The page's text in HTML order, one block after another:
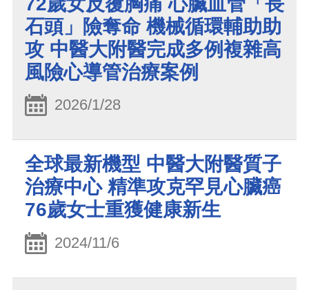
石頭」險奪命 機械循環輔助助
攻 中醫大附醫完成多例複雜高
風險心導管治療案例
2026/1/28
全球最新機型 中醫大附醫質子
治療中心 精準攻克罕見心臟癌
76歲女士重獲健康新生
2024/11/6